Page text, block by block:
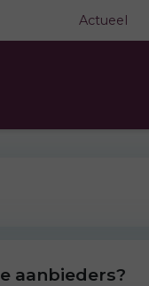
Actueel
aanbieders?